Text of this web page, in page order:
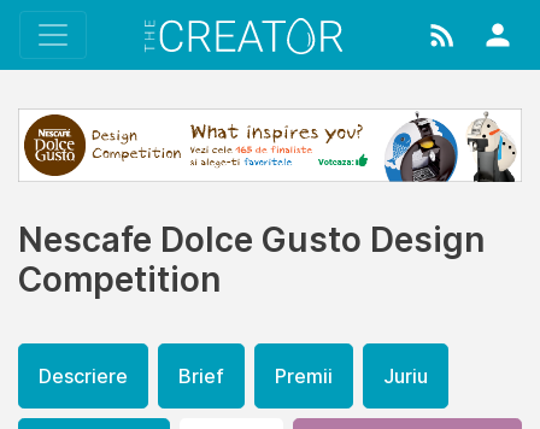
Nescafe Dolce Gusto Design
Competition
Descriere Brief Premii Juriu